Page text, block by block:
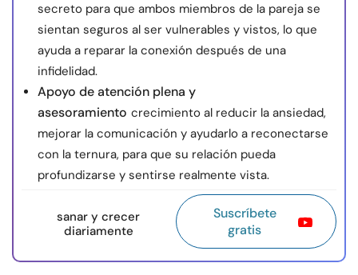
secreto para que ambos miembros de la pareja se
sientan seguros al ser vulnerables y vistos, lo que
ayuda a reparar la conexión después de una
infidelidad.
Apoyo de atención plena y
asesoramiento crecimiento al reducir la ansiedad,
mejorar la comunicación y ayudarlo a reconectarse
con la ternura, para que su relación pueda
profundizarse y sentirse realmente vista.
sanar y crecer
diariamente
Suscríbete
gratis